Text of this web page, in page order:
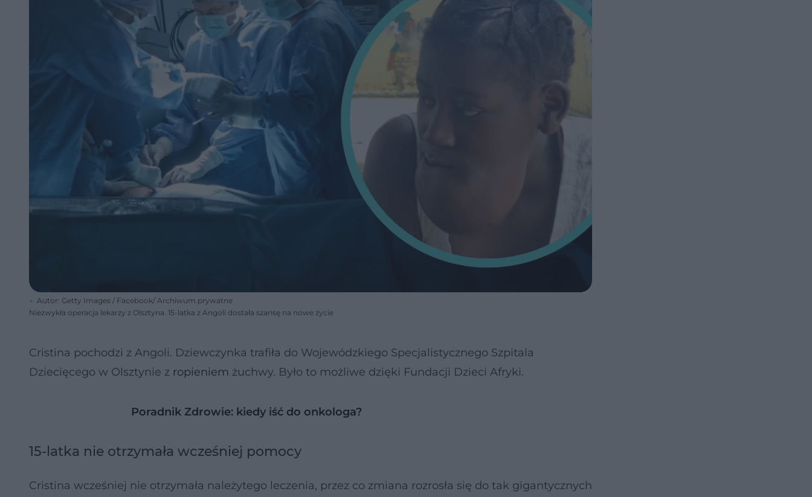
Autor: Getty Images / Facebook/ Archiwum prywatne
Niezwykła operacja lekarzy z Olsztyna. 15-latka z Angoli dostała szansę na nowe życie
Cristina pochodzi z Angoli. Dziewczynka trafiła do Wojewódzkiego Specjalistycznego Szpitala
Dziecięcego w Olsztynie z ropieniem żuchwy. Było to możliwe dzięki Fundacji Dzieci Afryki.
Poradnik Zdrowie: kiedy iść do onkologa?
15-latka nie otrzymała wcześniej pomocy
Cristina wcześniej nie otrzymała należytego leczenia, przez co zmiana rozrosła się do tak gigantycznych